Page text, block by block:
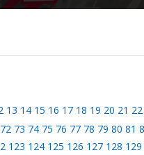
13 14 15 16 17 18 19 20 21 22
72 73 74 75 76 77 78 79 80 81
123 124 125 126 127 128 129